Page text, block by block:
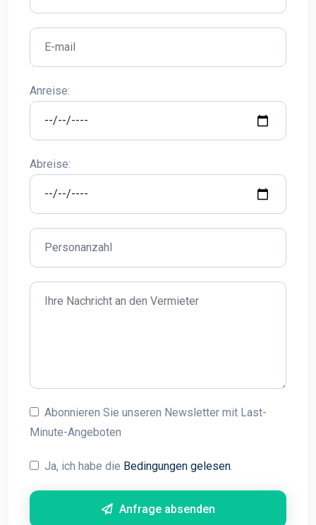
Anreise:
Abreise:
Abonnieren Sie unseren Newsletter mit Last-
Minute-Angeboten
Ja, ich habe die Bedingungen gelesen.
Anfrage absenden